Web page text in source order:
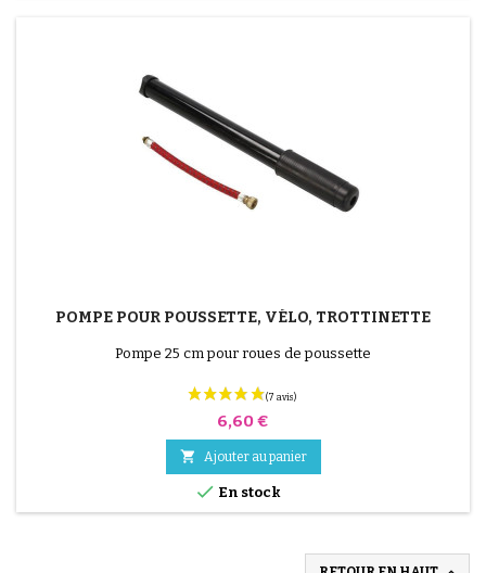
POMPE POUR POUSSETTE, VÉLO, TROTTINETTE
Pompe 25 cm pour roues de poussette
Prix
6,60 €
 Ajouter au panier
 En stock